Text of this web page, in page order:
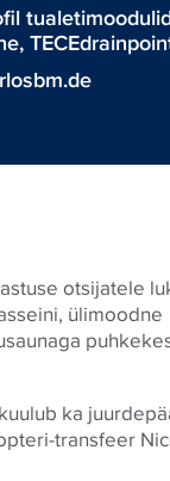
,
otsijatele
ülimoodne
ka
transfeer